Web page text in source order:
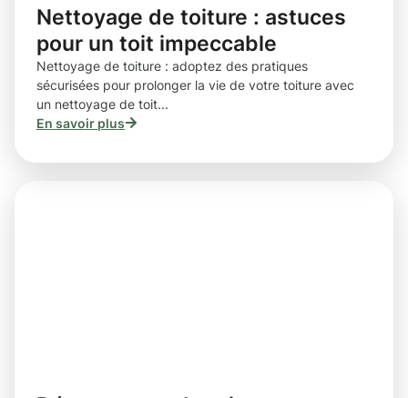
Nettoyage de toiture : astuces
pour un toit impeccable
Nettoyage de toiture : adoptez des pratiques
sécurisées pour prolonger la vie de votre toiture avec
un nettoyage de toit...
En savoir plus